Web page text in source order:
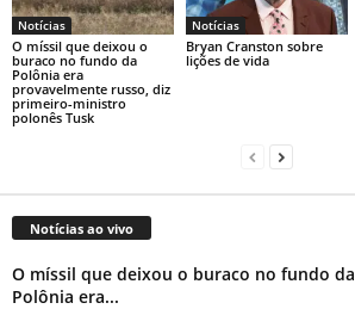
Notícias
O míssil que deixou o
buraco no fundo da
Polônia era
provavelmente russo, diz
primeiro-ministro
polonês Tusk
Notícias
Bryan Cranston sobre
lições de vida
Notícias ao vivo
O míssil que deixou o buraco no fundo da
Polônia era...